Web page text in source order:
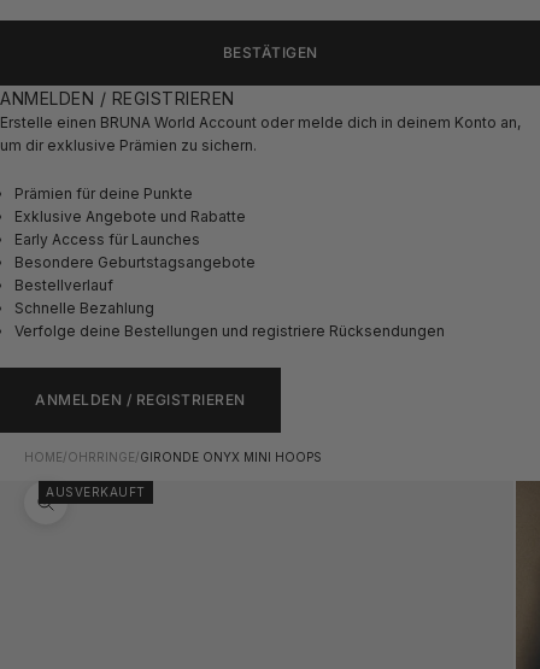
BESTÄTIGEN
ANMELDEN / REGISTRIEREN
Erstelle einen BRUNA World Account oder melde dich in deinem Konto an,
um dir exklusive Prämien zu sichern.
Prämien für deine Punkte
Exklusive Angebote und Rabatte
Early Access für Launches
Besondere Geburtstagsangebote
Bestellverlauf
Schnelle Bezahlung
Verfolge deine Bestellungen und registriere Rücksendungen
ANMELDEN / REGISTRIEREN
HOME/OHRRINGE/GIRONDE ONYX MINI HOOPS
Bild vergrößern
AUSVERKAUFT